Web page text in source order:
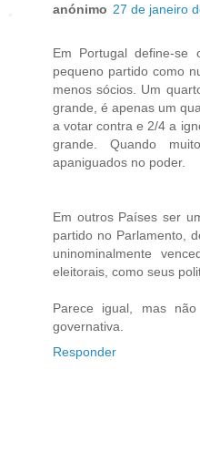
anónimo 27 de janeiro
Em Portugal define-
pequeno partido como
menos sócios. Um
grande, é apenas um
a votar contra e 2/4 a
grande. Quando
apaniguados no poder.
Em outros Países ser
partido no Parlamento,
uninominalmente
eleitorais, como seus
Parece igual, mas
governativa.
Responder